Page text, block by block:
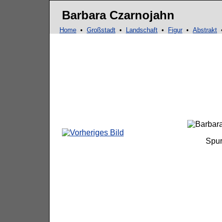
Barbara Czarnojahn
Home • Großstadt • Landschaft • Figur • Abstrakt